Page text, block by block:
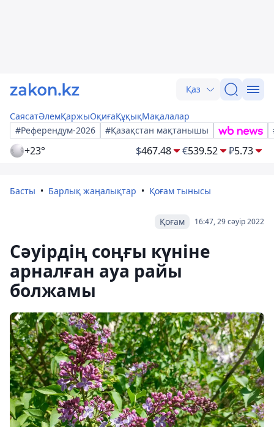
Қаз
СаясатӘлемҚаржыОқиғаҚұқықМақалалар
#Референдум-2026
#Қазақстан мақтанышы
+23° $467.48 €539.52 ₽5.73
Басты Барлық жаңалықтар Қоғам тынысы
16:47, 29 сәуір 2022
Қоғам
Cәуірдің соңғы күніне
арналған ауа райы
болжамы